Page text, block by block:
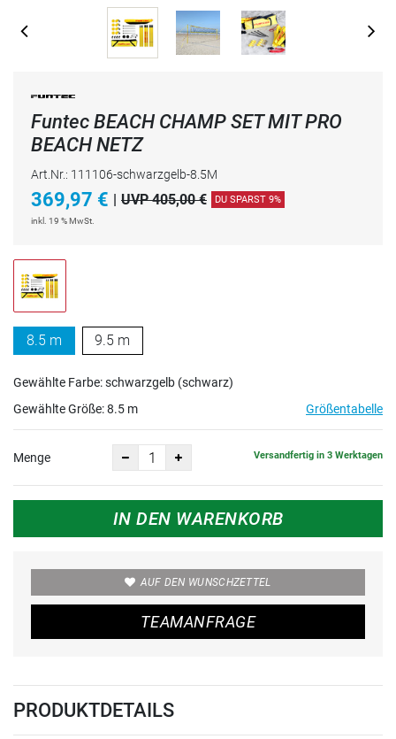
Funtec BEACH CHAMP SET MIT PRO
BEACH NETZ
Art.Nr.: 111106-schwarzgelb-8.5M
369,97 € | UVP 405,00 € DU SPARST 9%
inkl. 19 % MwSt.
8.5 m 9.5 m
Gewählte Farbe: schwarzgelb (schwarz)
Gewählte Größe:8.5 m Größentabelle
Menge Versandfertig in 3 Werktagen
IN DEN WARENKORB
AUF DEN WUNSCHZETTEL
TEAMANFRAGE
PRODUKTDETAILS